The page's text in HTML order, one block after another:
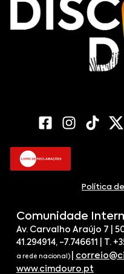
Política
Comunidade
Av. Carvalho Araújo 7 |
41.294914, -7.746611 | T.
a rede nacional)
www.cimdouro.pt